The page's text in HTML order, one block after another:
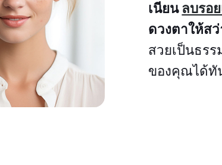
เนียน ลบรอ
ดวงตาให้ส
สวยเป็นธร
ของคุณได้ทั